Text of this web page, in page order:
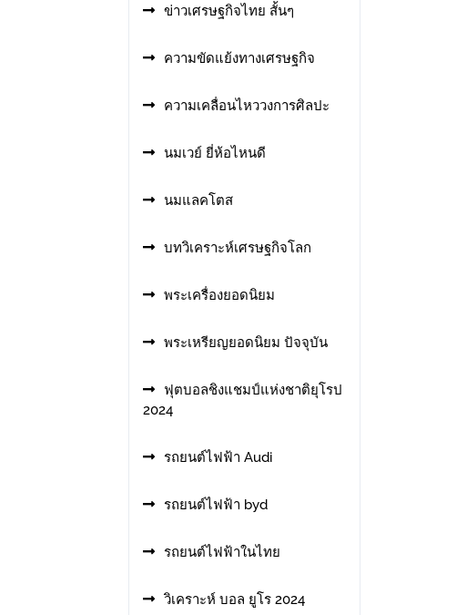
ข่าวเศรษฐกิจไทย สั้นๆ
ความขัดแย้งทางเศรษฐกิจ
ความเคลื่อนไหววงการศิลปะ
นมเวย์ ยี่ห้อไหนดี
นมแลคโตส
บทวิเคราะห์เศรษฐกิจโลก
พระเครื่องยอดนิยม
พระเหรียญยอดนิยม ปัจจุบัน
ฟุตบอลชิงแชมป์แห่งชาติยุโรป
2024
รถยนต์ไฟฟ้า Audi
รถยนต์ไฟฟ้า byd
รถยนต์ไฟฟ้าในไทย
วิเคราะห์ บอล ยูโร 2024